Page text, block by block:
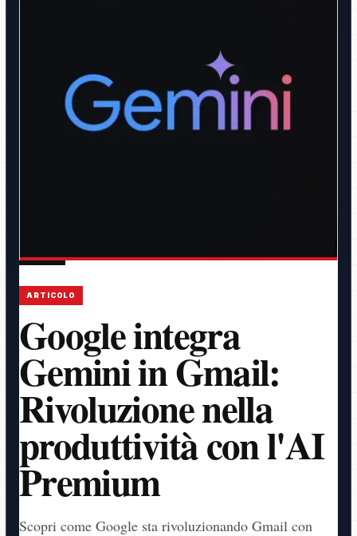
ARTICOLO
Google integra
Gemini in Gmail:
Rivoluzione nella
produttività con l'AI
Premium
Scopri come Google sta rivoluzionando Gmail con